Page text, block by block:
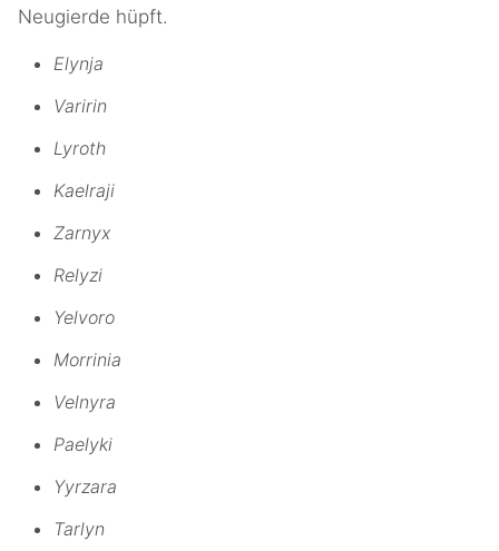
Neugierde hüpft.
Elynja
Varirin
Lyroth
Kaelraji
Zarnyx
Relyzi
Yelvoro
Morrinia
Velnyra
Paelyki
Yyrzara
Tarlyn